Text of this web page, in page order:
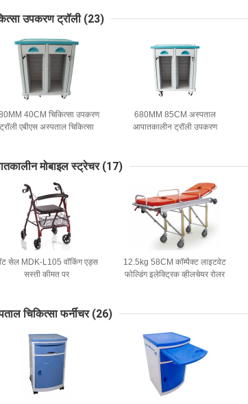
उपकरण ट्रॉली (23)
40CM चिकित्सा उपकरण
ट्रॉली एबीएस अस्पताल चिकित्सा
680MM 85CM अस्पताल
आपातकालीन ट्रॉली उपकरण
मोबाइल स्ट्रेचर (17)
सेल MDK-L105 वॉकिंग एड्स
सस्ती कीमत पर
12.5kg 58CM कॉम्पैक्ट लाइटवेट
फोल्डिंग इलेक्ट्रिक व्हीलचेयर रोलर
चिकित्सा फर्नीचर (26)